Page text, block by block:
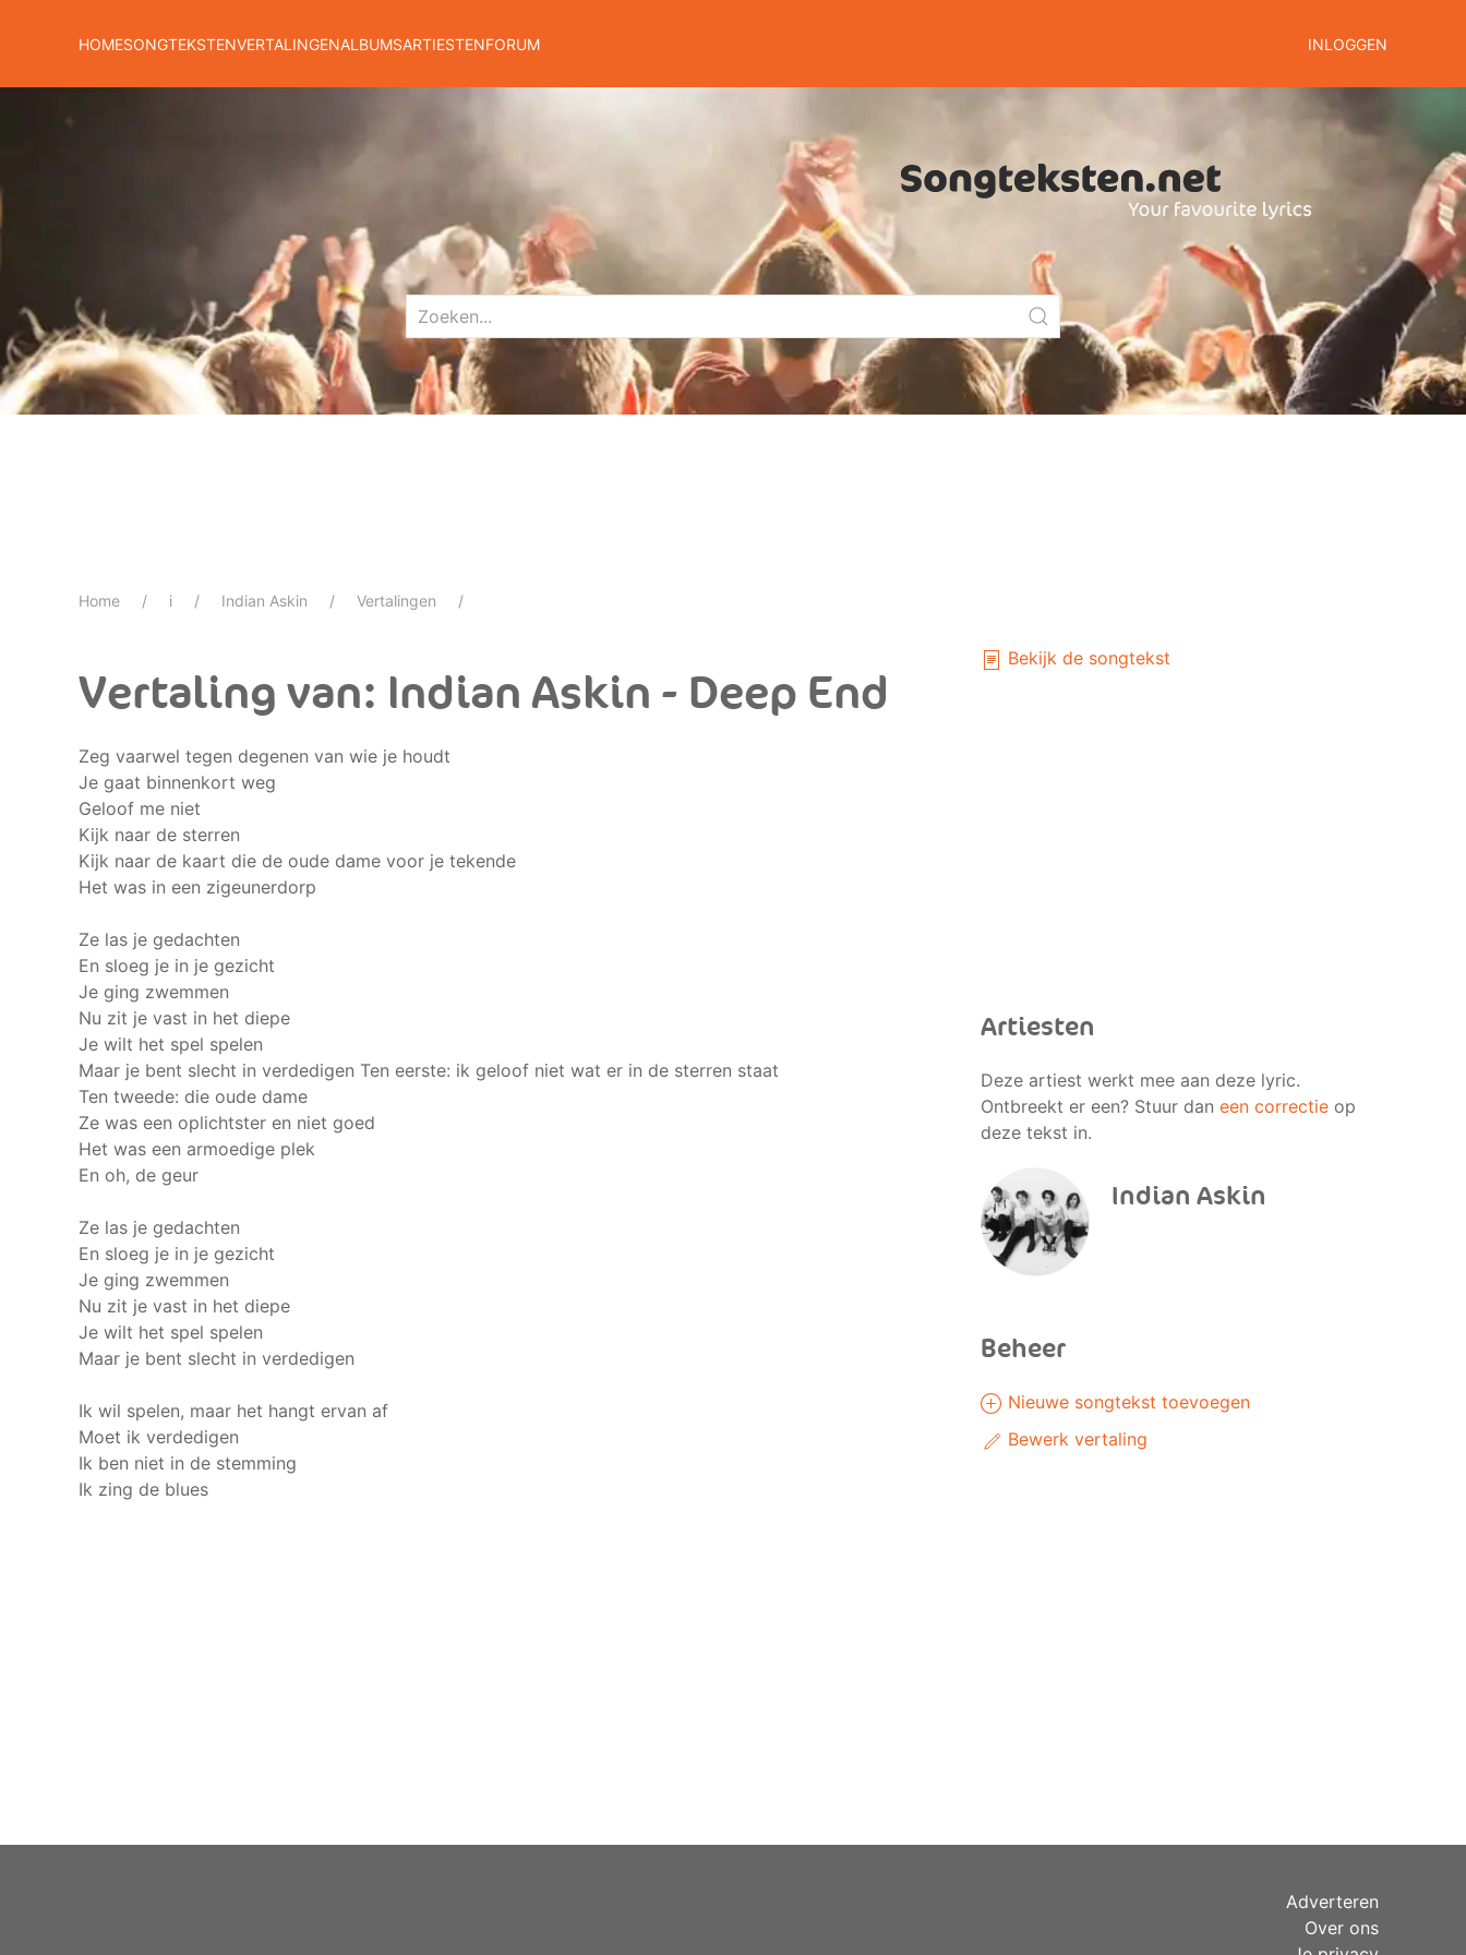
HOMESONGTEKSTENVERTALINGENALBUMSARTIESTENFORUM INLOGGEN
Home i Indian Askin Vertalingen
Vertaling van: Indian Askin - Deep End
Zeg vaarwel tegen degenen van wie je houdt
Je gaat binnenkort weg
Geloof me niet
Kijk naar de sterren
Kijk naar de kaart die de oude dame voor je tekende
Het was in een zigeunerdorp
Ze las je gedachten
En sloeg je in je gezicht
Je ging zwemmen
Nu zit je vast in het diepe
Je wilt het spel spelen
Maar je bent slecht in verdedigen Ten eerste: ik geloof niet wat er in de sterren staat
Ten tweede: die oude dame
Ze was een oplichtster en niet goed
Het was een armoedige plek
En oh, de geur
Ze las je gedachten
En sloeg je in je gezicht
Je ging zwemmen
Nu zit je vast in het diepe
Je wilt het spel spelen
Maar je bent slecht in verdedigen
Ik wil spelen, maar het hangt ervan af
Moet ik verdedigen
Ik ben niet in de stemming
Ik zing de blues
Bekijk de songtekst
Artiesten
Deze artiest werkt mee aan deze lyric.
Ontbreekt er een? Stuur dan een correctieop
deze tekst in.
Indian Askin
Beheer
Nieuwe songtekst toevoegen
Bewerk vertaling
Adverteren
Over ons